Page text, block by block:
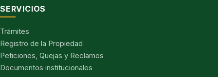
SERVICIOS
Trámites
Registro de la Propiedad
Peticiones, Quejas y Reclamos
Documentos institucionales